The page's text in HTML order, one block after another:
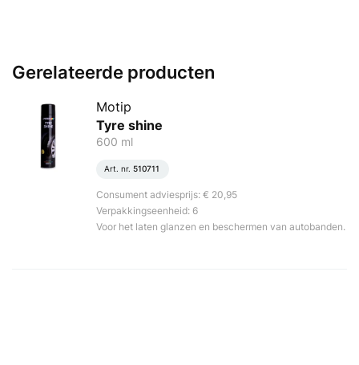
Gerelateerde producten
Motip
Tyre shine
600 ml
Art. nr. 510711
Consument adviesprijs: € 20,95
Verpakkingseenheid: 6
Voor het laten glanzen en beschermen van autobanden.